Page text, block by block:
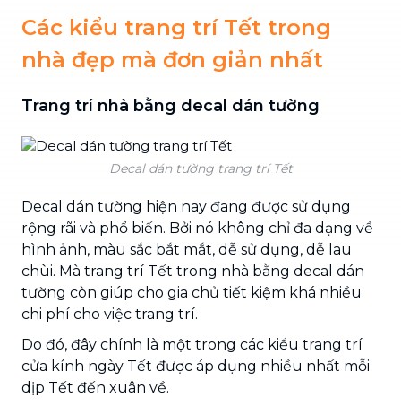
Các kiểu trang trí Tết trong
nhà đẹp mà đơn giản nhất
Trang trí nhà bằng decal dán tường
Decal dán tường trang trí Tết
Decal dán tường hiện nay đang được sử dụng
rộng rãi và phổ biến. Bởi nó không chỉ đa dạng về
hình ảnh, màu sắc bắt mắt, dễ sử dụng, dễ lau
chùi. Mà trang trí Tết trong nhà bằng decal dán
tường còn giúp cho gia chủ tiết kiệm khá nhiều
chi phí cho việc trang trí.
Do đó, đây chính là một trong các kiểu trang trí
cửa kính ngày Tết được áp dụng nhiều nhất mỗi
dịp Tết đến xuân về.